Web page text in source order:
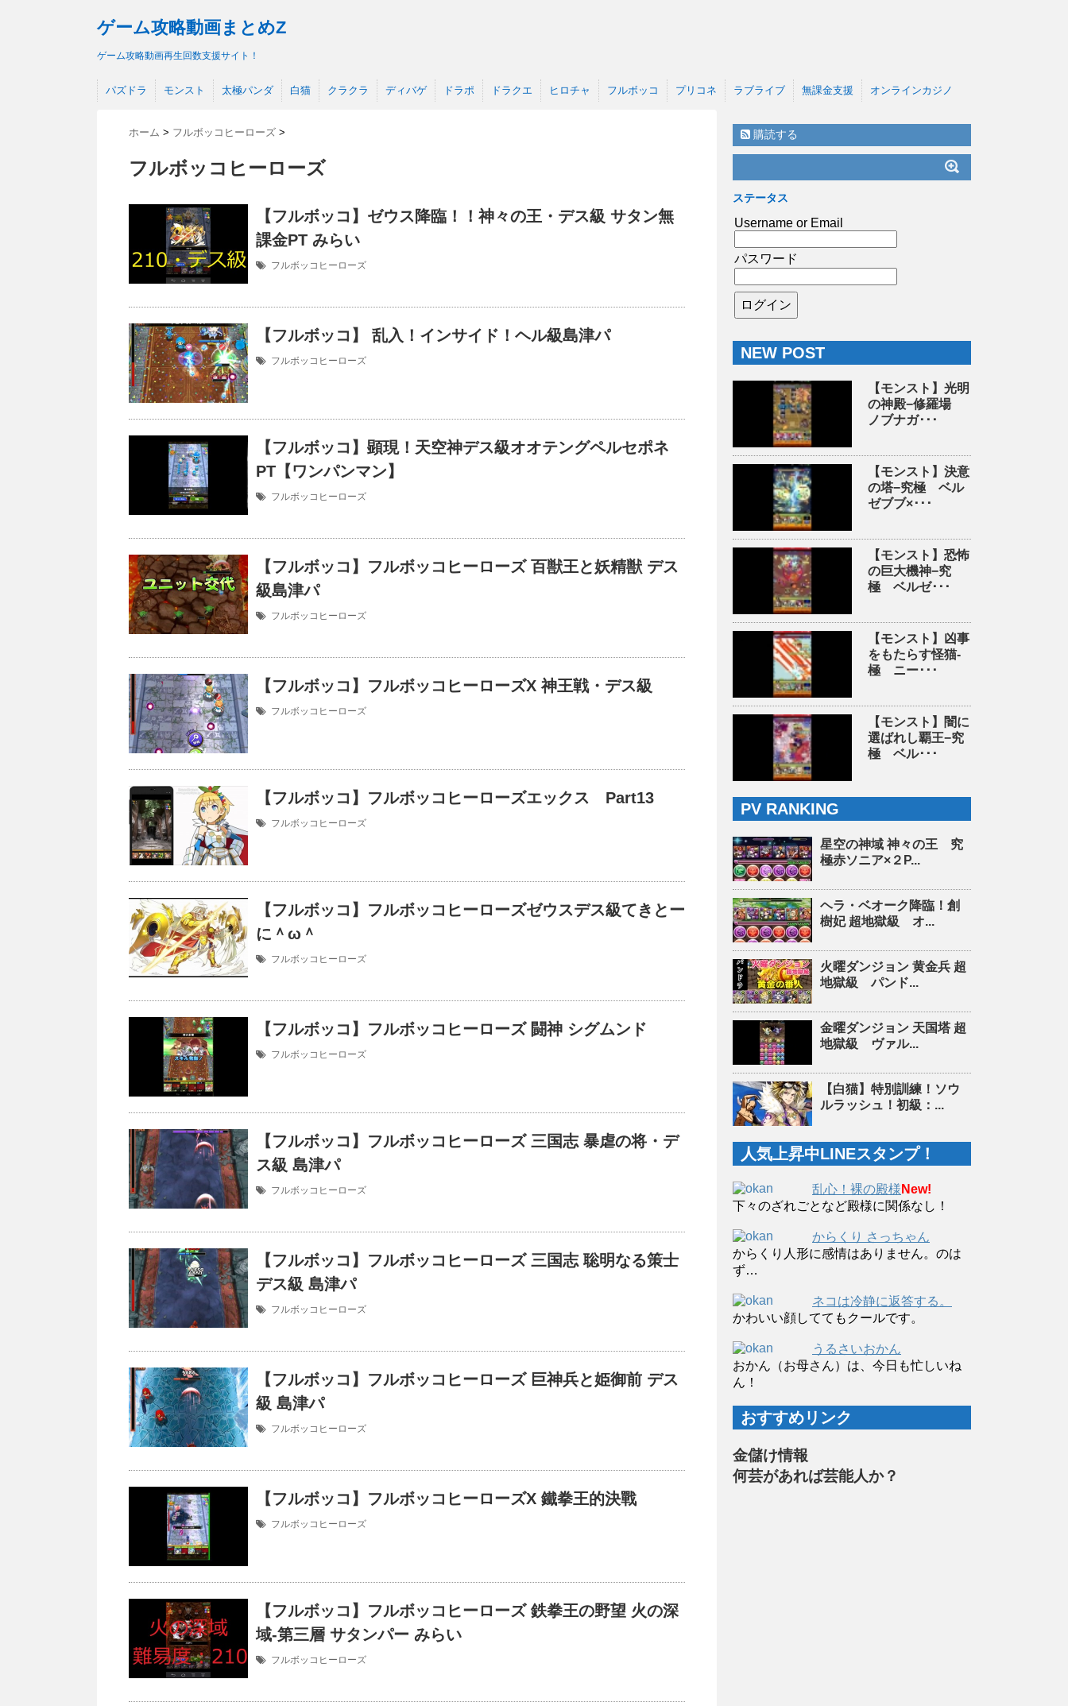
ゲーム攻略動画まとめZ
ゲーム攻略動画再生回数支援サイト！
パズドラ モンスト 太極パンダ 白猫 クラクラ ディバゲ ドラポ ドラクエ ヒロチャ フルボッコ プリコネ ラブライブ 無課金支援 オンラインカジノ
ホーム > フルボッコヒーローズ >
フルボッコヒーローズ
【フルボッコ】ゼウス降臨！！神々の王・デス級 サタン無
課金PT みらい
フルボッコヒーローズ
【フルボッコ】 乱入！インサイド！ヘル級島津パ
フルボッコヒーローズ
【フルボッコ】顕現！天空神デス級オオテングペルセポネ
PT【ワンパンマン】
フルボッコヒーローズ
【フルボッコ】フルボッコヒーローズ 百獣王と妖精獣 デス
級島津パ
フルボッコヒーローズ
【フルボッコ】フルボッコヒーローズX 神王戦・デス級
フルボッコヒーローズ
【フルボッコ】フルボッコヒーローズエックス Part13
フルボッコヒーローズ
【フルボッコ】フルボッコヒーローズゼウスデス級てきとー
に＾ω＾
フルボッコヒーローズ
【フルボッコ】フルボッコヒーローズ 闘神 シグムンド
フルボッコヒーローズ
【フルボッコ】フルボッコヒーローズ 三国志 暴虐の将・デ
ス級 島津パ
フルボッコヒーローズ
【フルボッコ】フルボッコヒーローズ 三国志 聡明なる策士
デス級 島津パ
フルボッコヒーローズ
【フルボッコ】フルボッコヒーローズ 巨神兵と姫御前 デス
級 島津パ
フルボッコヒーローズ
【フルボッコ】フルボッコヒーローズX 鐵拳王的決戰
フルボッコヒーローズ
【フルボッコ】フルボッコヒーローズ 鉄拳王の野望 火の深
域-第三層 サタンパー みらい
フルボッコヒーローズ
購読する
ステータス
Username or Email
パスワード
NEW POST
【モンスト】光明
の神殿−修羅場
ノブナガ･･･
【モンスト】決意
の塔−究極 ベル
ゼブブ×･･･
【モンスト】恐怖
の巨大機神−究
極 ベルゼ･･･
【モンスト】凶事
をもたらす怪猫-
極 ニー･･･
【モンスト】闇に
選ばれし覇王−究
極 ベル･･･
PV RANKING
星空の神域 神々の王 究
極赤ソニア×２P...
ヘラ・ベオーク降臨！創
樹妃 超地獄級 オ...
火曜ダンジョン 黄金兵 超
地獄級 パンド...
金曜ダンジョン 天国塔 超
地獄級 ヴァル...
【白猫】特別訓練！ソウ
ルラッシュ！初級：...
人気上昇中LINEスタンプ！
乱心！裸の殿様 New!
下々のざれごとなど殿様に関係なし！
からくり さっちゃん
からくり人形に感情はありません。のは
ず…
ネコは冷静に返答する。
かわいい顔しててもクールです。
うるさいおかん
おかん（お母さん）は、今日も忙しいね
ん！
おすすめリンク
金儲け情報
何芸があれば芸能人か？